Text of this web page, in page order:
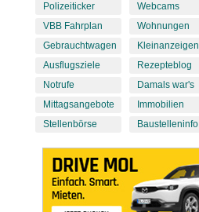
Polizeiticker
VBB Fahrplan
Gebrauchtwagen
Ausflugsziele
Notrufe
Mittagsangebote
Stellenbörse
Webcams
Wohnungen
Kleinanzeigen
Rezepteblog
Damals war's
Immobilien
Baustelleninfo